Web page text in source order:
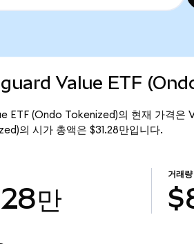
Value ETF
ETF (Ondo Tokenized)의 현재 가격은
의 시가 총액은 $31.28만입니다.
만
거래량